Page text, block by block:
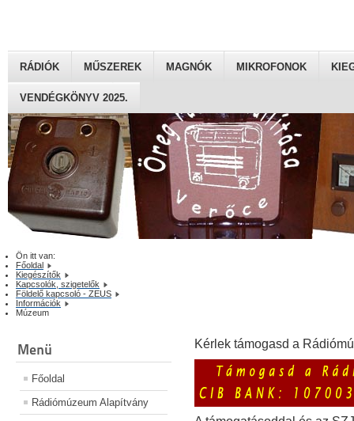
RÁDIÓK MŰSZEREK MAGNÓK MIKROFONOK
VENDÉGKÖNYV 2025.
Ön itt van:
Főoldal
Kiegészítők
Kapcsolók, szigetelők
Földelő kapcsoló - ZEUS
Információk
Múzeum
Menü
Főoldal
Rádiómúzeum Alapítvány
Kérlek támogasd a